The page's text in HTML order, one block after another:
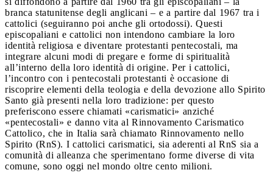
branca statunitense degli anglicani – e a partire dal 1967 tra i
cattolici (seguiranno poi anche gli ortodossi). Questi
episcopaliani e cattolici non intendono cambiare la loro
identità religiosa e diventare protestanti pentecostali, ma
integrare alcuni modi di pregare e forme di spiritualità
all’interno della loro identità di origine. Per i cattolici,
l’incontro con i pentecostali protestanti è occasione di
riscoprire elementi della teologia e della devozione allo Spirito
Santo già presenti nella loro tradizione: per questo
preferiscono essere chiamati «carismatici» anziché
«pentecostali» e danno vita al Rinnovamento Carismatico
Cattolico, che in Italia sarà chiamato Rinnovamento nello
Spirito (RnS). I cattolici carismatici, sia aderenti al RnS sia a
comunità di alleanza che sperimentano forme diverse di vita
comune, sono oggi nel mondo oltre cento milioni.